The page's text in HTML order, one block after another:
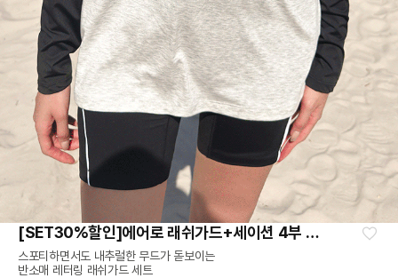
[SET30%할인]에어로 래쉬가드+세이션 4부 레깅스 SET
스포티하면서도 내추럴한 무드가 돋보이는
반소매 레터링 래쉬가드 세트